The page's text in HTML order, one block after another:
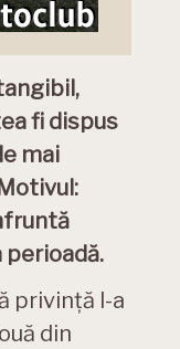
fi dispus
mai
privință l-a
din